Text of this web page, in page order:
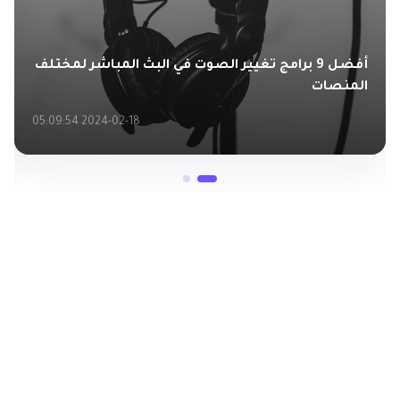
أفضل 9 برامج تغيير الصوت في البث المباشر لمختلف
المنصات
2024-02-18 05:09:54